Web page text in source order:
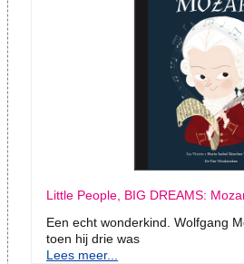
Little People, BIG DREAMS:
Een echt wonderkind. Wolfgang
toen hij drie was
Lees meer...